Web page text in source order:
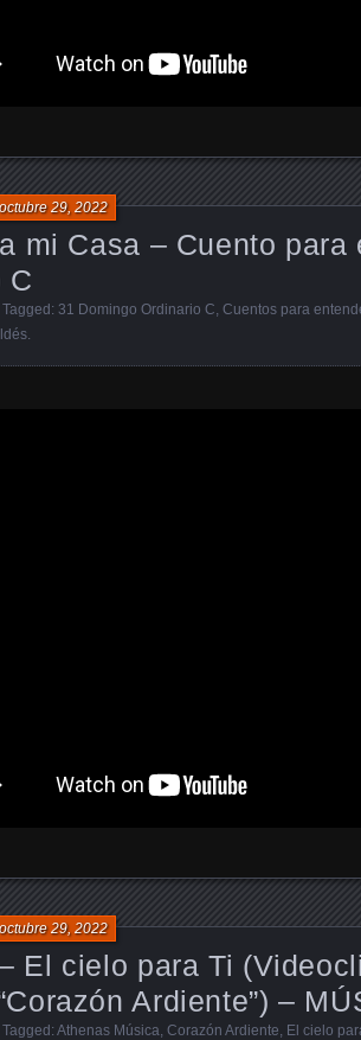
mi Casa – Cuento para
C
octubre 29, 2022
. Tagged: 31 Domingo Ordinario C Cuentos para
El cielo para Ti
Ardiente”) –
octubre 29, 2022
. Tagged: Athenas Música Corazón Ardiente El cielo